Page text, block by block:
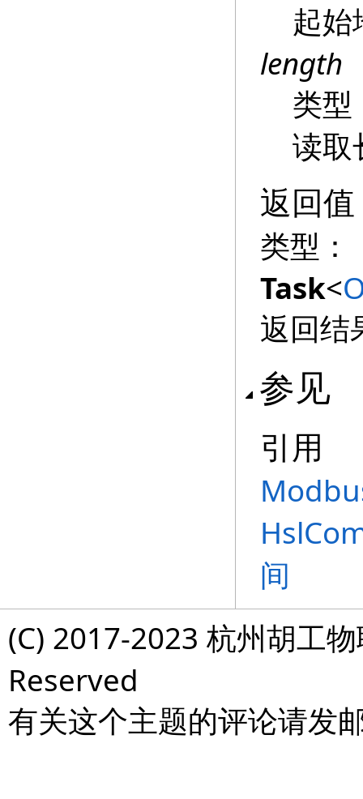
起始
length
类型
读取
返回值
类型：
Task<
返回结
参见
引用
间
(C) 2017-2023 杭州胡工
Reserved
有关这个主题的评论请发